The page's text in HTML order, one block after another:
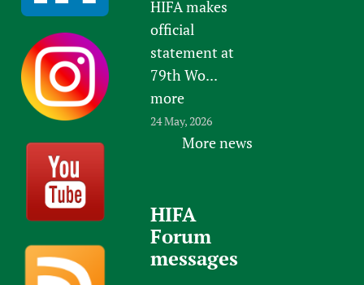
HIFA makes
official
statement at
79th Wo...
more
24 May, 2026
More news
HIFA
Forum
messages